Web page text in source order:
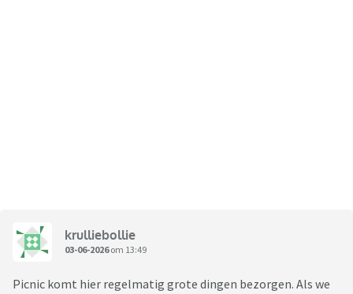
krulliebollie
03-06-2026om 13:49
Picnic komt hier regelmatig grote dingen bezorgen. Als we